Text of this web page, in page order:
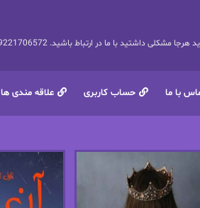
داشتید با ما در ارتباط باشید. 09221706572
با ما حساب کاربری علاقه مندی ها